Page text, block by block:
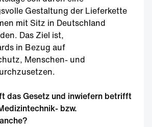
Gestaltung der Lieferkette
mit Sitz in Deutschland
Das Ziel ist,
in Bezug auf
Menschen- und
das Gesetz und inwiefern betrifft
bzw.